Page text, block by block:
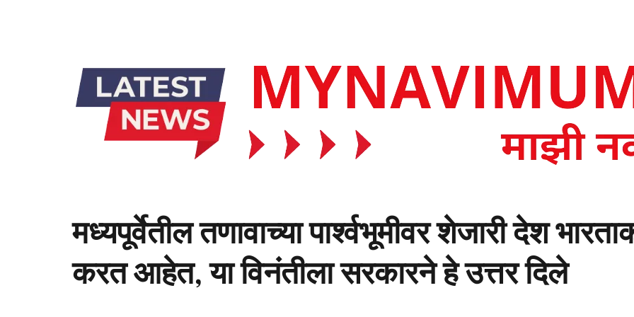
मध्यपूर्वेतील तणावाच्या पार्श्वभूमीवर शेजारी देश
करत आहेत, या विनंतीला सरकारने हे उत्तर दिले